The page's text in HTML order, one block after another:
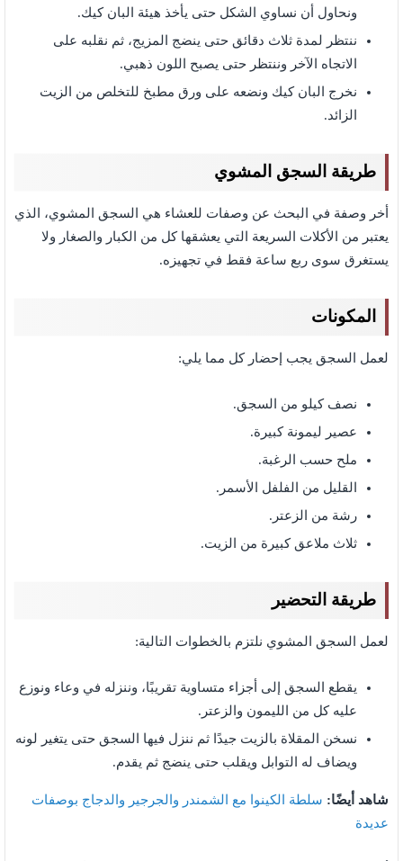
ونحاول أن نساوي الشكل حتى يأخذ هيئة البان كيك.
ننتظر لمدة ثلاث دقائق حتى ينضج المزيج، ثم نقلبه على
الاتجاه الآخر وننتظر حتى يصبح اللون ذهبي.
نخرج البان كيك ونضعه على ورق مطبخ للتخلص من الزيت
الزائد.
طريقة السجق المشوي
أخر وصفة في البحث عن وصفات للعشاء هي السجق المشوي، الذي
يعتبر من الأكلات السريعة التي يعشقها كل من الكبار والصغار ولا
يستغرق سوى ربع ساعة فقط في تجهيزه.
المكونات
لعمل السجق يجب إحضار كل مما يلي:
نصف كيلو من السجق.
عصير ليمونة كبيرة.
ملح حسب الرغبة.
القليل من الفلفل الأسمر.
رشة من الزعتر.
ثلاث ملاعق كبيرة من الزيت.
طريقة التحضير
لعمل السجق المشوي نلتزم بالخطوات التالية:
يقطع السجق إلى أجزاء متساوية تقريبًا، وننزله في وعاء ونوزع
عليه كل من الليمون والزعتر.
نسخن المقلاة بالزيت جيدًا ثم ننزل فيها السجق حتى يتغير لونه
ويضاف له التوابل ويقلب حتى ينضج ثم يقدم.
شاهد أيضًا: سلطة الكينوا مع الشمندر والجرجير والدجاج بوصفات
عديدة